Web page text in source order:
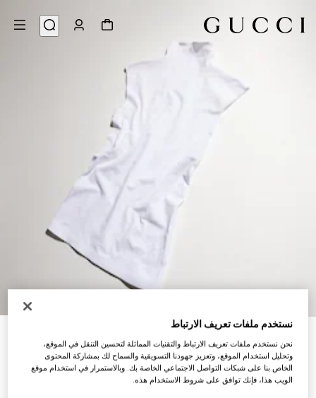
وصلت منتجات جديدة
بلوزة من جيرسي النايلون بدون درزات وقابلة للتمدد
€ 1.140
نستخدم ملفات تعريف الارتباط
نحن نستخدم ملفات تعريف الارتباط والتقنيات المماثلة لتحسين التنقل في الموقع،
وتحليل استخدام الموقع، وتعزيز جهودنا التسويقية والسماح لك بمشاركة المحتوى
الخاص بنا على شبكات التواصل الاجتماعي الخاصة بك. وبالاستمرار في استخدام موقع
الويب هذا، فإنك توافق على شروط الاستخدام هذه.